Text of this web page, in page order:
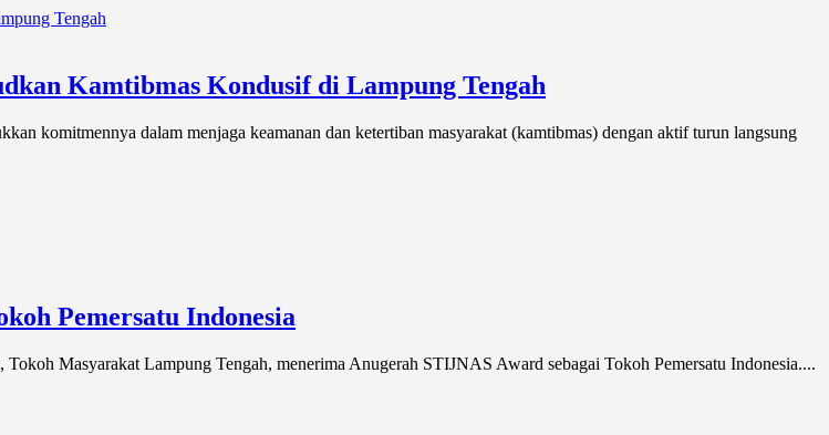
Kamtibmas Kondusif di Lampung Tengah
komitmennya dalam menjaga keamanan dan ketertiban masyarakat (kamtibmas) dengan aktif turun langsung
Pemersatu Indonesia
Masyarakat Lampung Tengah, menerima Anugerah STIJNAS Award sebagai Tokoh Pemersatu Indonesia....